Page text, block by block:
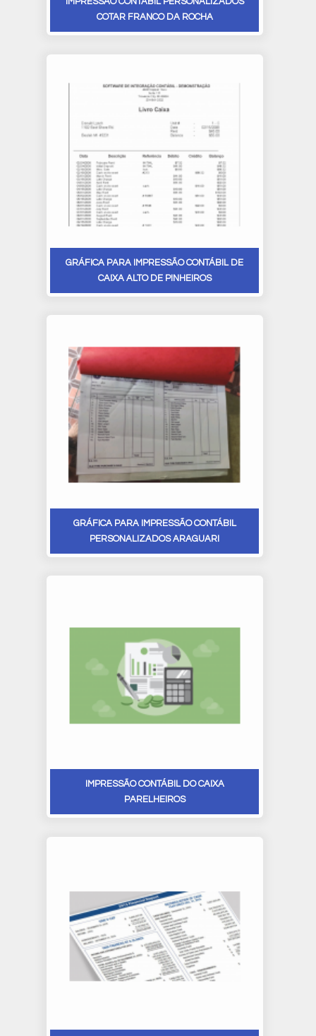
COTAR FRANCO DA ROCHA
GRÁFICA PARA IMPRESSÃO CONTÁBIL DE
CAIXA ALTO DE PINHEIROS
GRÁFICA PARA IMPRESSÃO CONTÁBIL
PERSONALIZADOS ARAGUARI
IMPRESSÃO CONTÁBIL DO CAIXA
PARELHEIROS